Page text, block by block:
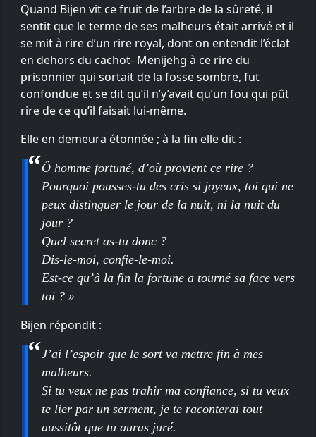
Quand Bijen vit ce fruit de l’arbre de la sûreté, il
sentit que le terme de ses malheurs était arrivé et il
se mit à rire d’un rire royal, dont on entendit l’éclat
en dehors du cachot- Menijehg à ce rire du
prisonnier qui sortait de la fosse sombre, fut
confondue et se dit qu’il n’y’avait qu’un fou qui pût
rire de ce qu’il faisait lui-même.
Elle en demeura étonnée ; à la fin elle dit :
Ô homme fortuné, d’où provient ce rire ?
Pourquoi pousses-tu des cris si joyeux, toi qui ne
peux distinguer le jour de la nuit, ni la nuit du
jour ?
Quel secret as-tu donc ?
Dis-le-moi, confie-le-moi.
Est-ce qu’à la fin la fortune a tourné sa face vers
toi ? »
Bijen répondit :
J’ai l’espoir que le sort va mettre fin à mes
malheurs.
Si tu veux ne pas trahir ma confiance, si tu veux
te lier par un serment, je te raconterai tout
aussitôt que tu auras juré.